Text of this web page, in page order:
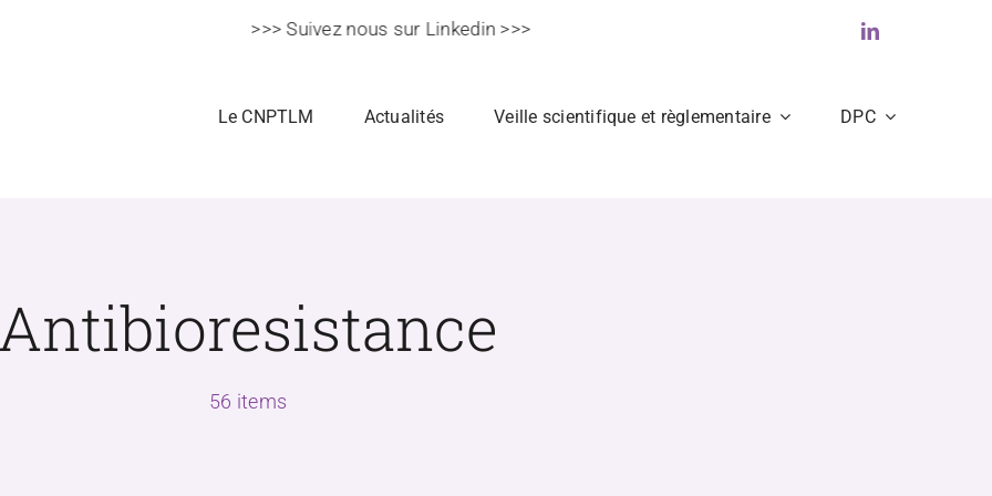
>>> Suivez nous sur Linkedin >>>
Le CNPTLM Actualités Veille scientifique et règlementaire DPC
Antibioresistance
56 items